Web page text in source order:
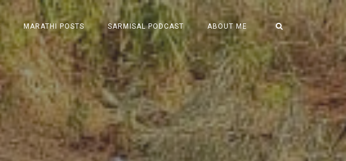
MARATHI POSTS SARMISAL PODCAST ABOUT ME